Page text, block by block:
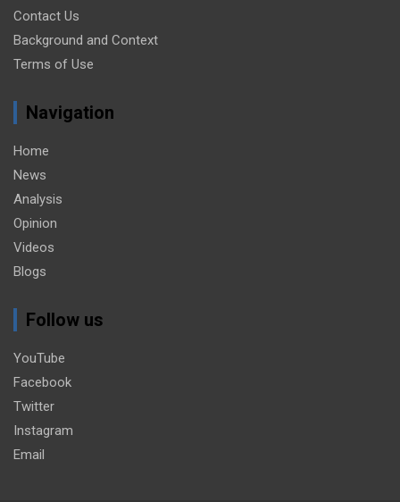
Contact Us
Background and Context
Terms of Use
Navigation
Home
News
Analysis
Opinion
Videos
Blogs
Follow us
YouTube
Facebook
Twitter
Instagram
Email